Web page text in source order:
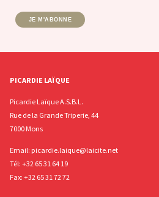
JE M'ABONNE
PICARDIE LAÏQUE
Picardie Laïque A.S.B.L.
Rue de la Grande Triperie, 44
7000 Mons
Email: picardie.laique@laicite.net
Tél: +32 65 31 64 19
Fax: +32 65 31 72 72